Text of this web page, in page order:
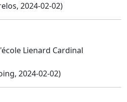
2024-02-02)
Lienard Cardinal
2024-02-02)